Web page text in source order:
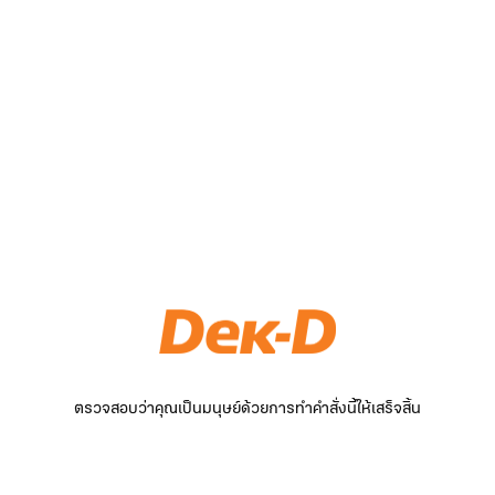
ตรวจสอบว่าคุณเป็นมนุษย์ด้วยการทำคำสั่งนี้ให้เสร็จสิ้น